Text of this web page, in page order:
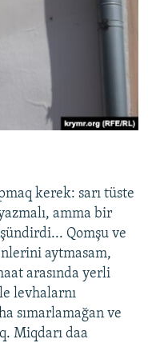
kerek: sarı tüste
amma bir
Qomşu ve
aytmasam,
arasında yerli
levhalarnı
sımarlamağan ve
Miqdarı daa